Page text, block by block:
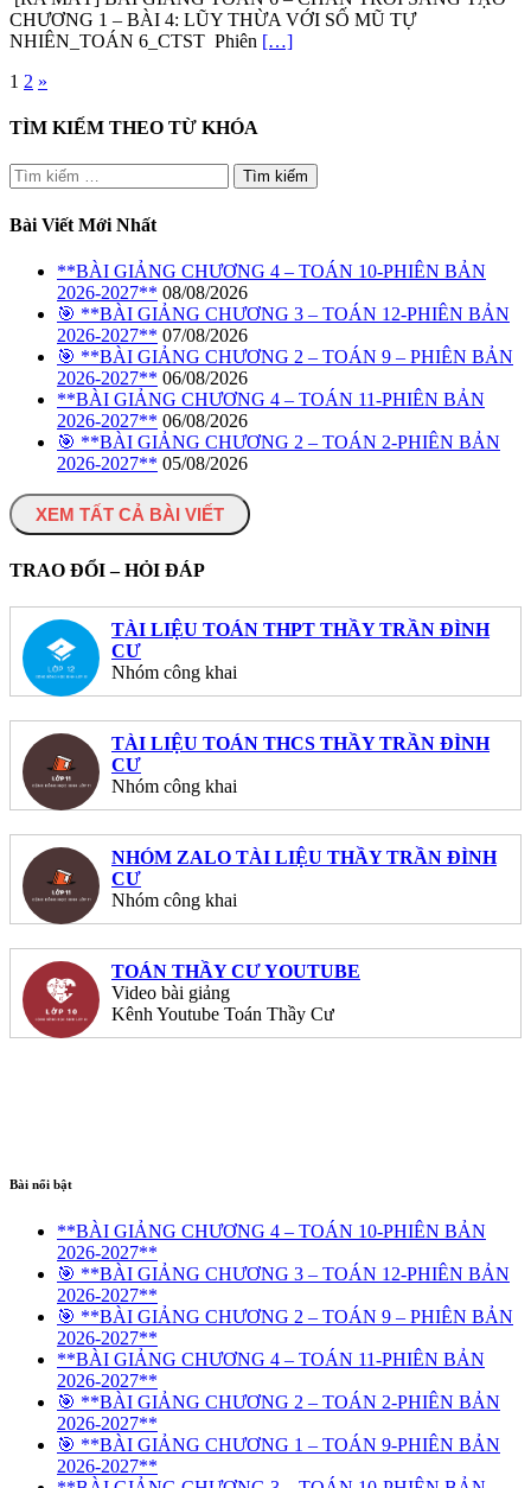
CHƯƠNG 1 – BÀI 4: LŨY THỪA VỚI SỐ MŨ TỰ
NHIÊN_TOÁN 6_CTST Phiên […]
Phân
trang
viết
1 2 »
TÌM KIẾM THEO TỪ KHÓA
Tìm
kiếm
cho:
Bài Viết Mới Nhất
**BÀI GIẢNG CHƯƠNG 4 – TOÁN 10-PHIÊN BẢN
2026-2027** 08/08/2026
🎯 **BÀI GIẢNG CHƯƠNG 3 – TOÁN 12-PHIÊN BẢN
2026-2027** 07/08/2026
🎯 **BÀI GIẢNG CHƯƠNG 2 – TOÁN 9 – PHIÊN BẢN
2026-2027** 06/08/2026
**BÀI GIẢNG CHƯƠNG 4 – TOÁN 11-PHIÊN BẢN
2026-2027** 06/08/2026
🎯 **BÀI GIẢNG CHƯƠNG 2 – TOÁN 2-PHIÊN BẢN
2026-2027** 05/08/2026
XEM TẤT CẢ BÀI VIẾT
TRAO ĐỔI – HỎI ĐÁP
TÀI LIỆU TOÁN THPT THẦY TRẦN ĐÌNH
CƯ
Nhóm công khai
TÀI LIỆU TOÁN THCS THẦY TRẦN ĐÌNH
CƯ
Nhóm công khai
NHÓM ZALO TÀI LIỆU THẦY TRẦN ĐÌNH
CƯ
Nhóm công khai
TOÁN THẦY CƯ YOUTUBE
Video bài giảng
Kênh Youtube Toán Thầy Cư
Bài nổi bật
**BÀI GIẢNG CHƯƠNG 4 – TOÁN 10-PHIÊN BẢN
2026-2027**
🎯 **BÀI GIẢNG CHƯƠNG 3 – TOÁN 12-PHIÊN BẢN
2026-2027**
🎯 **BÀI GIẢNG CHƯƠNG 2 – TOÁN 9 – PHIÊN BẢN
2026-2027**
**BÀI GIẢNG CHƯƠNG 4 – TOÁN 11-PHIÊN BẢN
2026-2027**
🎯 **BÀI GIẢNG CHƯƠNG 2 – TOÁN 2-PHIÊN BẢN
2026-2027**
🎯 **BÀI GIẢNG CHƯƠNG 1 – TOÁN 9-PHIÊN BẢN
2026-2027**